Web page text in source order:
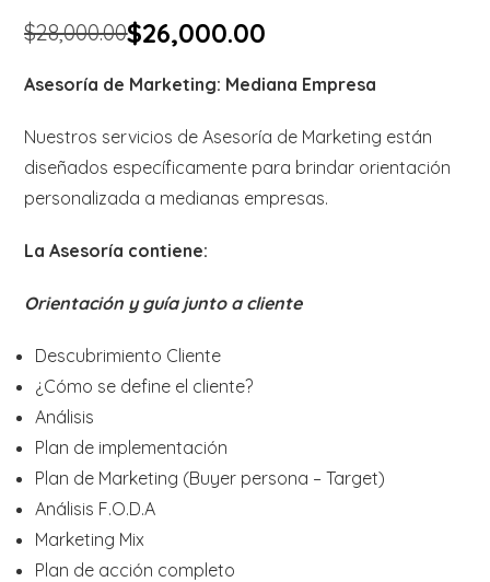
$28,000.00$26,000.00
Asesoría de Marketing: Mediana Empresa
Nuestros servicios de Asesoría de Marketing están
diseñados específicamente para brindar orientación
personalizada a medianas empresas.
La Asesoría contiene:
Orientación y guía junto a cliente
Descubrimiento Cliente
¿Cómo se define el cliente?
Análisis
Plan de implementación
Plan de Marketing (Buyer persona – Target)
Análisis F.O.D.A
Marketing Mix
Plan de acción completo